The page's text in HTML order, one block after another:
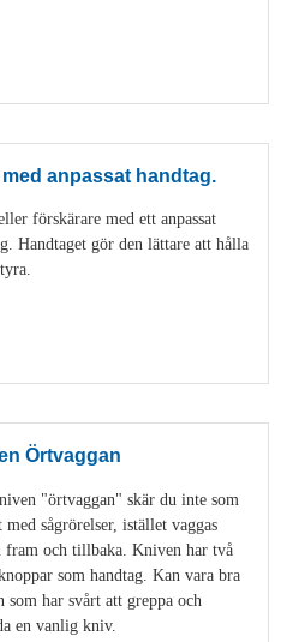
med anpassat handtag.
förskärare med ett anpassat
Handtaget gör den lättare att hålla
Örtvaggan
"örtvaggan" skär du inte som
sågrörelser, istället vaggas
fram och tillbaka. Kniven har två
som handtag. Kan vara bra
som har svårt att greppa och
en vanlig kniv.